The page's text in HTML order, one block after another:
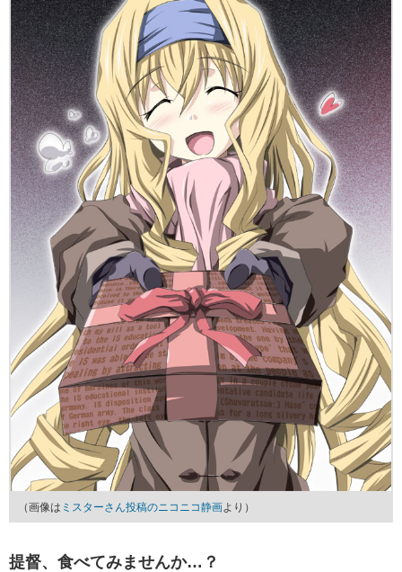
（画像は ミスターさん投稿のニコニコ静画より）
提督、食べてみませんか…？